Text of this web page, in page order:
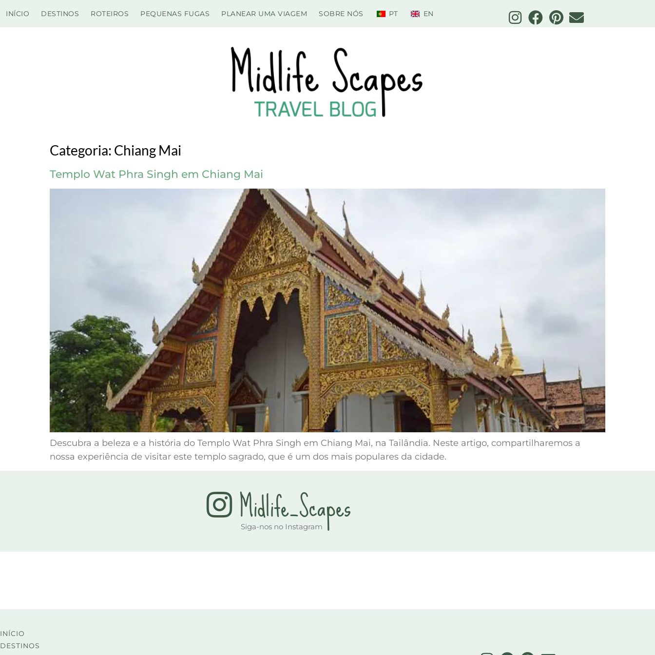
INÍCIO DESTINOS ROTEIROS PEQUENAS FUGAS PLANEAR UMA VIAGEM SOBRE NÓS PT EN
Categoria: Chiang Mai
Templo Wat Phra Singh em Chiang Mai
Descubra a beleza e a história do Templo Wat Phra Singh em Chiang Mai, na Tailândia. Neste artigo, compartilharemos a
nossa experiência de visitar este templo sagrado, que é um dos mais populares da cidade.
Midlife_Scapes
Siga-nos no Instagram
INÍCIO
DESTINOS